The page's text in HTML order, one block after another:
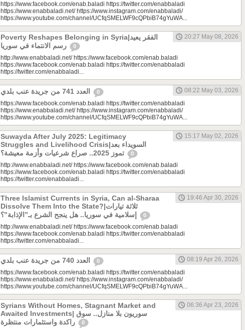
https://www.facebook.com/enab.baladi https://twitter.com/enabbaladi
https://www.enabbaladi.net/ https://www.instagram.com/enabbaladi/
https://www.youtube.com/channel/UCfqSMELWF9cQPbiB74gYuWA...
Poverty Reshapes Belonging in Syria|الفقر يعيد
0
20:27 May 08, 2026
http://www.enabbaladi.net/ https://www.facebook.com/enab.baladi
https://www.facebook.com/enab.baladi https://twitter.com/enabbaladi
https://twitter.com/enabbaladi...
0
08:22 May 03, 2026
https://www.facebook.com/enab.baladi https://twitter.com/enabbaladi
https://www.enabbaladi.net/ https://www.instagram.com/enabbaladi/
https://www.youtube.com/channel/UCfqSMELWF9cQPbiB74gYuWA...
Suwayda After July 2025: Legitimacy
Struggles and Livelihood Crisis|السويداء بعد
0
15:17 May 02, 2026
http://www.enabbaladi.net/ https://www.facebook.com/enab.baladi
https://www.facebook.com/enab.baladi https://twitter.com/enabbaladi
https://twitter.com/enabbaladi...
Three Islamist Currents in Syria, Can al-Sharaa
Dissolve Them Into the State?|ثلاثة تيارات
0
19:46 Apr 30, 2026
http://www.enabbaladi.net/ https://www.facebook.com/enab.baladi
https://www.facebook.com/enab.baladi https://twitter.com/enabbaladi
https://twitter.com/enabbaladi...
0
08:19 Apr 26, 2026
https://www.facebook.com/enab.baladi https://twitter.com/enabbaladi
https://www.enabbaladi.net/ https://www.instagram.com/enabbaladi/
https://www.youtube.com/channel/UCfqSMELWF9cQPbiB74gYuWA...
Syrians Without Homes, Stagnant Market and
Awaited Investments| سوريون بلا منازل.. سوق
0
06:36 Apr 23, 2026